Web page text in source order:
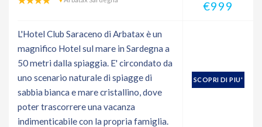
€999
L'Hotel Club Saraceno di Arbatax è un
magnifico Hotel sul mare in Sardegna a
50 metri dalla spiaggia. E' circondato da
uno scenario naturale di spiagge di
sabbia bianca e mare cristallino, dove
poter trascorrere una vacanza
indimenticabile con la propria famiglia.
SCOPRI DI PIU'